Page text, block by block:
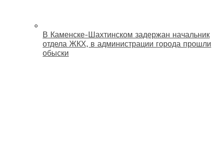
В Каменске-Шахтинском задержан начальник
отдела ЖКХ, в администрации города прошли
обыски